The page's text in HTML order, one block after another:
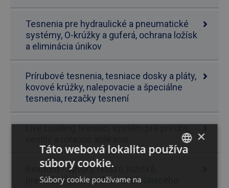
Tesnenia pre hydraulické a pneumatické
systémy, O-krúžky a guferá, ochrana ložísk
a eliminácia únikov
Prírubové tesnenia, tesniace dosky a pláty,
kovové krúžky, nalepovacie a špeciálne
tesnenia, rezačky tesnení
Rexnord - Spojky, reťaze, ložiská,
prevodovky, obmedzovače krútiaceho
×
Táto webová lokalita používa
súbory cookie.
Súbory cookie používame na